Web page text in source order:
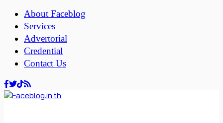
About Faceblog
Services
Advertorial
Credential
Contact Us